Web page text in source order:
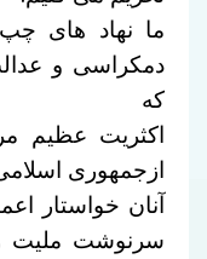
ما نهاد های چپ
دمکراسی و
که
اکثریت عظیم
ازجمهوری
آنان خواستار
سرنوشت ملیت